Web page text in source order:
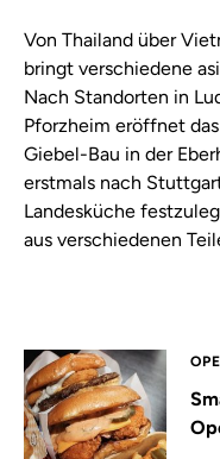
Von Thailand über
bringt verschiedene
Nach Standorten in
Pforzheim eröffnet
Giebel-Bau in der
erstmals nach
Landesküche
aus verschiedenen